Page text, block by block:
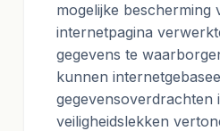
mogelijke bescherming
internetpagina
gegevens te
kunnen
gegevensoverdrachten
veiligheidslekken